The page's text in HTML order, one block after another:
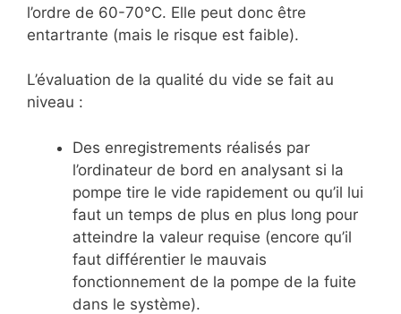
l’ordre de 60-70°C. Elle peut donc être
entartrante (mais le risque est faible).
L’évaluation de la qualité du vide se fait au
niveau :
Des enregistrements réalisés par
l’ordinateur de bord en analysant si la
pompe tire le vide rapidement ou qu’il lui
faut un temps de plus en plus long pour
atteindre la valeur requise (encore qu’il
faut différentier le mauvais
fonctionnement de la pompe de la fuite
dans le système).